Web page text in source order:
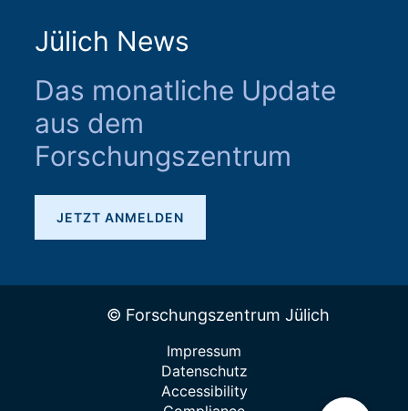
Jülich News
Das monatliche Update
aus dem
Forschungszentrum
JETZT ANMELDEN
© Forschungszentrum Jülich
Impressum
Datenschutz
Accessibility